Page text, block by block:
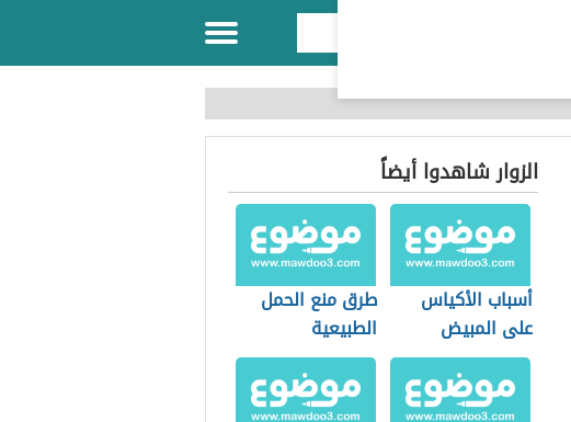
الزوار شاهدوا أيضاً
أسباب الأكياس
على المبيض
طرق منع الحمل
الطبيعية